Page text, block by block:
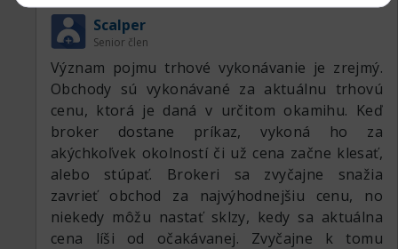
• pri určitých obchodných stratégiách by
investori mohli naraziť na komplikácie;
• investori by mohli mať problém otvoriť alebo
zatvoriť obchod za trhových podmienok, ktoré
sa rýchlo menia, napríklad keď sú zverejnené
kľúčové ekonomické údaje.
Scalper
Senior člen
Význam pojmu trhové vykonávanie je zrejmý.
Obchody sú vykonávané za aktuálnu trhovú
cenu, ktorá je daná v určitom okamihu. Keď
broker dostane príkaz, vykoná ho za
akýchkoľvek okolností či už cena začne klesať,
alebo stúpať. Brokeri sa zvyčajne snažia
zavrieť obchod za najvýhodnejšiu cenu, no
niekedy môžu nastať sklzy, kedy sa aktuálna
cena líši od očakávanej. Zvyčajne k tomu